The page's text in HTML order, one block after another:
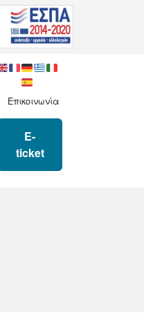
Επικοινωνία
E-
ticket